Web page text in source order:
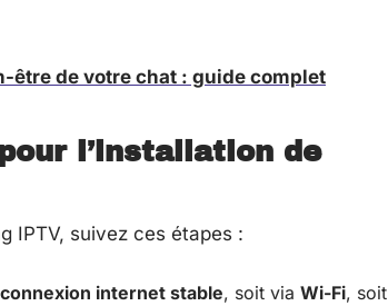
être de votre chat : guide complet
l’installation de
IPTV, suivez ces étapes :
connexion internet stable, soit via Wi-Fi, soit